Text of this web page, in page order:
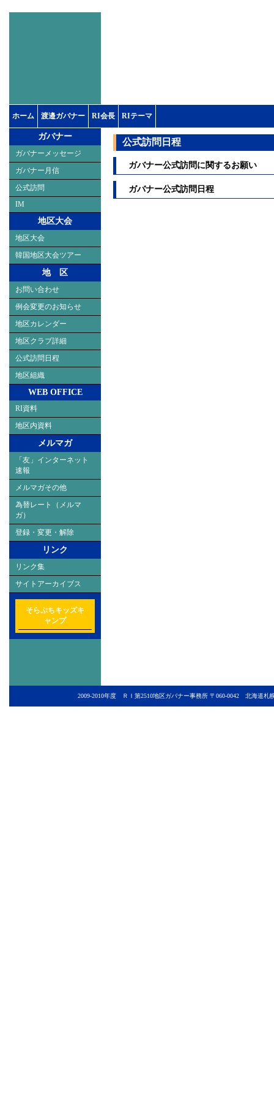
ホーム 渡邉ガバナー RI会長 RIテーマ
ガバナー
ガバナーメッセージ
ガバナー月信
公式訪問
IM
地区大会
地区大会
韓国地区大会ツアー
地 区
お問い合わせ
例会変更のお知らせ
地区カレンダー
地区クラブ詳細
公式訪問日程
地区組織
WEB OFFICE
RI資料
地区内資料
メルマガ
「友」インターネット
速報
メルマガその他
為替レート（メルマ
ガ）
登録・変更・解除
リンク
リンク集
サイトアーカイブス
そらぷちキッズキ
ャンプ
公式訪問日程
ガバナー公式訪問に関するお願い
ガバナー公式訪問日程
2009-2010年度 ＲＩ第2510地区ガバナー事務所 〒060-0042 北海道札